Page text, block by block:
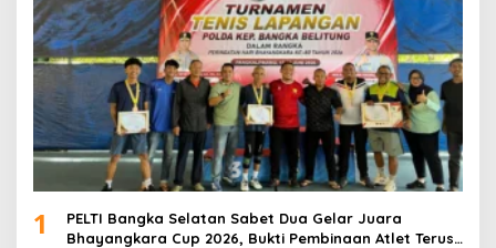
1
PELTI Bangka Selatan Sabet Dua Gelar Juara
Bhayangkara Cup 2026, Bukti Pembinaan Atlet Terus